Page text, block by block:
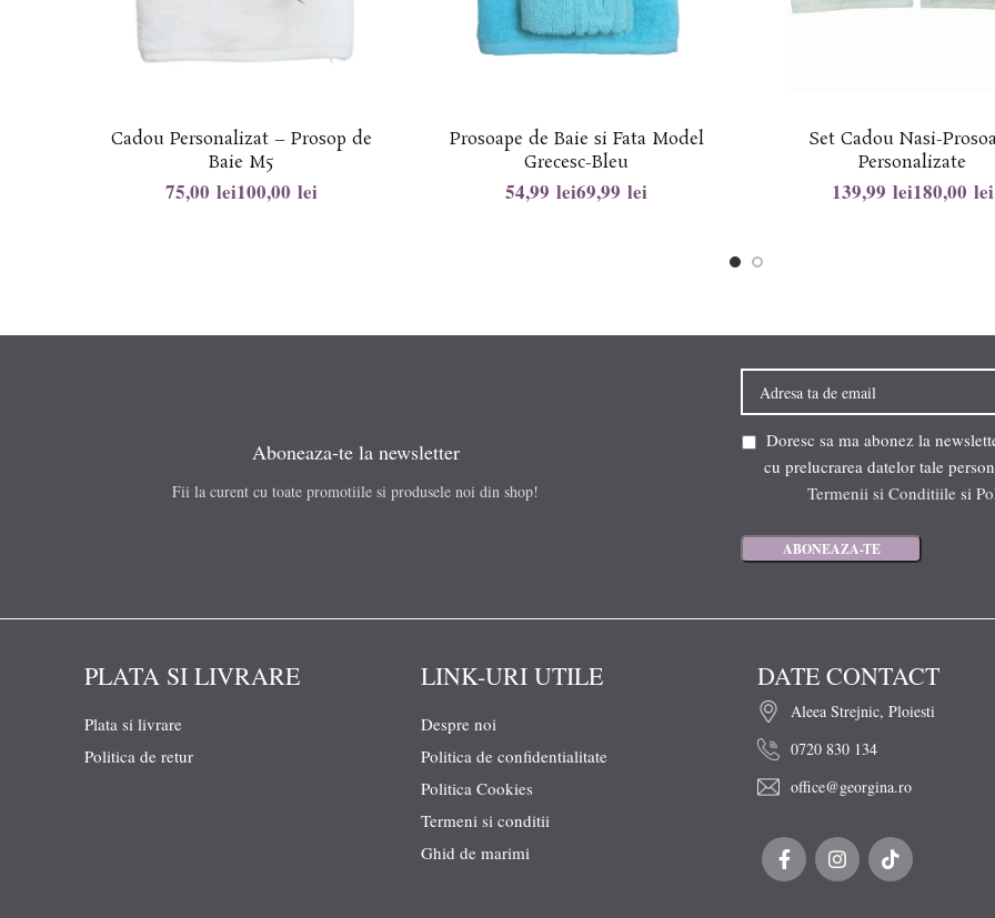
Cadou Personalizat – Prosop de
Baie M5
lei lei
Prosoape de Baie si Fata Model
Grecesc-Bleu
lei lei
Set Cadou Nasi-
Personalizate
lei lei
Aboneaza-te la newsletter
Fii la curent cu toate promotiile si produsele noi din shop!
Doresc sa ma abonez la
cu prelucrarea datelor tale
Termenii si Conditiile si
PLATA SI LIVRARE
Plata si livrare
Politica de retur
LINK-URI UTILE
Despre noi
Politica de confidentialitate
Politica Cookies
Termeni si conditii
Ghid de marimi
DATE CONTACT
Aleea Strejnic, Ploiesti
0720 830 134
office@georgina.ro